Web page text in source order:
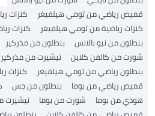
قميص رياضي من تومي هيلفيغر
كنزات
كنزات رياضية من تومي هيلفيغر
كنزات
بنطلون من نيو بالانس
بنطلون من مذركير
شورت من كالفن كلاين
تيشيرت من مذركير
بنطلون رياضي من تومي هيلفيغر
كنزات
قميص رياضي من بوما
بنطلون من جس
هودي من بوما
شورت من بوما
تيشيرت